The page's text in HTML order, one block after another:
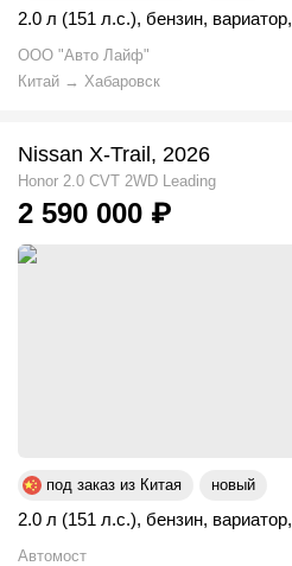
2.0 л (151 л.с.), бензин, вариатор,
ООО "Авто Лайф"
Китай → Хабаровск
Nissan X-Trail, 2026
Honor 2.0 CVT 2WD Leading
2 590 000 ₽
под заказ из Китая новый
2.0 л (151 л.с.), бензин, вариатор,
Автомост